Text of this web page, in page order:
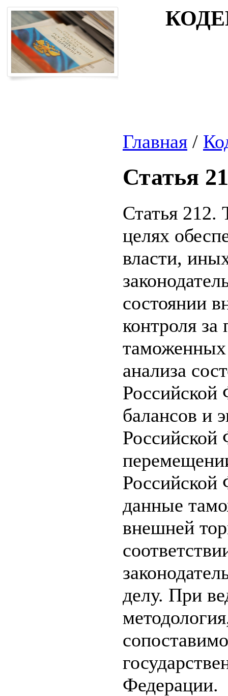
Главная /
Статья
Статья 212.
целях
власти,
состоянии
контроля
таможенных
анализа
Российской
балансов и
Российской
Российской
данные
внешней
делу. При
Федерации.